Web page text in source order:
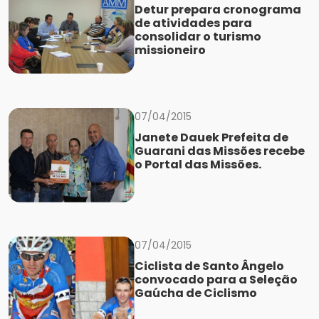
Detur prepara cronograma
de atividades para
consolidar o turismo
missioneiro
07/04/2015
Janete Dauek Prefeita de
Guarani das Missões recebe
o Portal das Missões.
07/04/2015
Ciclista de Santo Ângelo
convocado para a Seleção
Gaúcha de Ciclismo